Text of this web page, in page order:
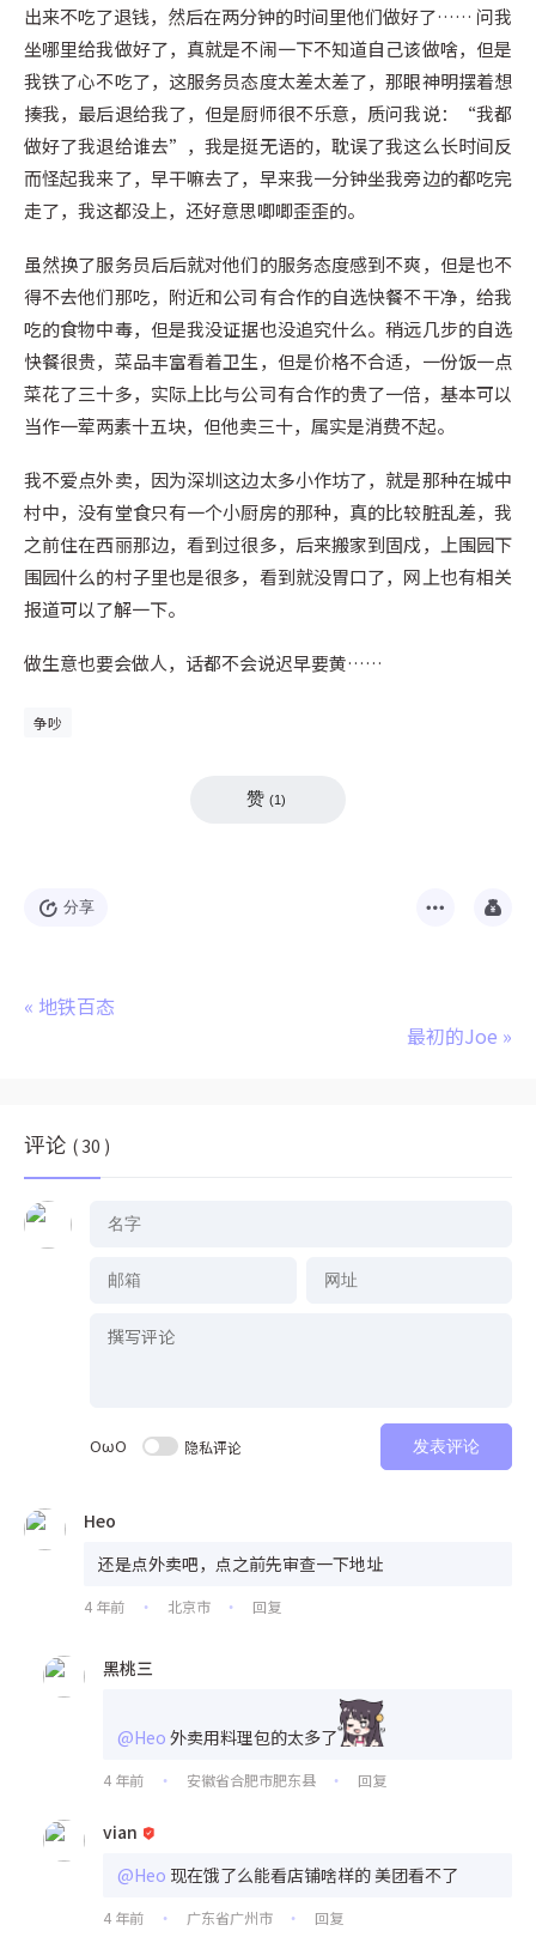
出来不吃了退钱，然后在两分钟的时间里他们做好了…… 问我
坐哪里给我做好了，真就是不闹一下不知道自己该做啥，但是
我铁了心不吃了，这服务员态度太差太差了，那眼神明摆着想
揍我，最后退给我了，但是厨师很不乐意，质问我说：“我都
做好了我退给谁去”，我是挺无语的，耽误了我这么长时间反
而怪起我来了，早干嘛去了，早来我一分钟坐我旁边的都吃完
走了，我这都没上，还好意思唧唧歪歪的。
虽然换了服务员后后就对他们的服务态度感到不爽，但是也不
得不去他们那吃，附近和公司有合作的自选快餐不干净，给我
吃的食物中毒，但是我没证据也没追究什么。稍远几步的自选
快餐很贵，菜品丰富看着卫生，但是价格不合适，一份饭一点
菜花了三十多，实际上比与公司有合作的贵了一倍，基本可以
当作一荤两素十五块，但他卖三十，属实是消费不起。
我不爱点外卖，因为深圳这边太多小作坊了，就是那种在城中
村中，没有堂食只有一个小厨房的那种，真的比较脏乱差，我
之前住在西丽那边，看到过很多，后来搬家到固戍，上围园下
围园什么的村子里也是很多，看到就没胃口了，网上也有相关
报道可以了解一下。
做生意也要会做人，话都不会说迟早要黄……
争吵
赞 (1 )
分享
« 地铁百态
最初的Joe »
评论 ( 30 )
OωO 隐私评论 发表评论
Heo
还是点外卖吧，点之前先审查一下地址
4 年前 • 北京市 • 回复
黑桃三
@Heo 外卖用料理包的太多了
4 年前 • 安徽省合肥市肥东县 • 回复
vian
@Heo 现在饿了么能看店铺啥样的 美团看不了
4 年前 • 广东省广州市 • 回复